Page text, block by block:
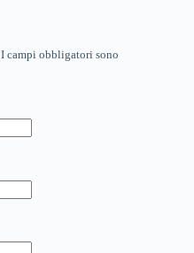
I campi obbligatori sono